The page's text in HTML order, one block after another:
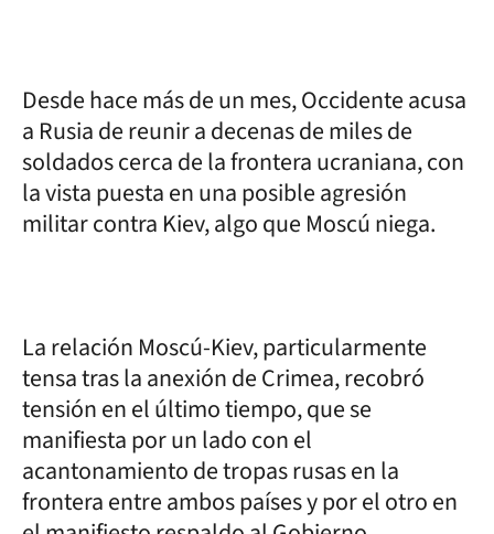
Desde hace más de un mes, Occidente acusa
a Rusia de reunir a decenas de miles de
soldados cerca de la frontera ucraniana, con
la vista puesta en una posible agresión
militar contra Kiev, algo que Moscú niega.
La relación Moscú-Kiev, particularmente
tensa tras la anexión de Crimea, recobró
tensión en el último tiempo, que se
manifiesta por un lado con el
acantonamiento de tropas rusas en la
frontera entre ambos países y por el otro en